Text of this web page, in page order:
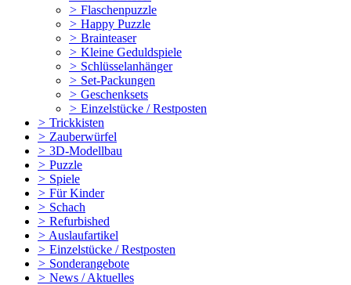
> Flaschenpuzzle
> Happy Puzzle
> Brainteaser
> Kleine Geduldspiele
> Schlüsselanhänger
> Set-Packungen
> Geschenksets
> Einzelstücke / Restposten
> Trickkisten
> Zauberwürfel
> 3D-Modellbau
> Puzzle
> Spiele
> Für Kinder
> Schach
> Refurbished
> Auslaufartikel
> Einzelstücke / Restposten
> Sonderangebote
> News / Aktuelles